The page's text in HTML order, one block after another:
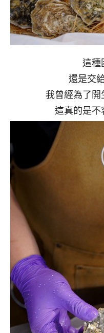
這種
還是交
我曾經為了開
這真的是不